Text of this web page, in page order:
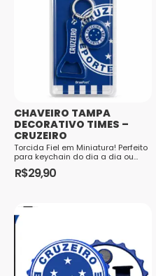
CHAVEIRO TAMPA
DECORATIVO TIMES –
CRUZEIRO
Torcida Fiel em Miniatura! Perfeito
para keychain do dia a dia ou
presente para o torcedor roxa!
Feito em borracha resistente, com
R$29,90